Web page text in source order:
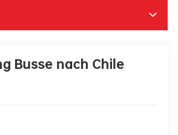
Busse nach Chile